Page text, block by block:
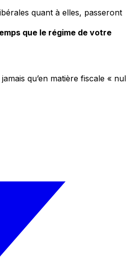
quant à elles, passeront
que le régime de votre
jamais qu’en matière fiscale « nul